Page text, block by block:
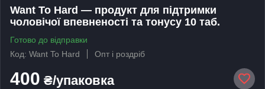
Want To Hard — продукт для підтримки
чоловічої впевненості та тонусу 10 таб.
Готово до відправки
Код: Want To Hard
Опт і роздріб
400 ₴/упаковка